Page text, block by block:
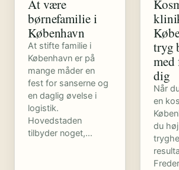
At være
børnefamilie i
København
At stifte familie i
København er på
mange måder en
fest for sanserne og
en daglig øvelse i
logistik.
Hovedstaden
tilbyder noget,…
tryg
med
dig
Når
en
du